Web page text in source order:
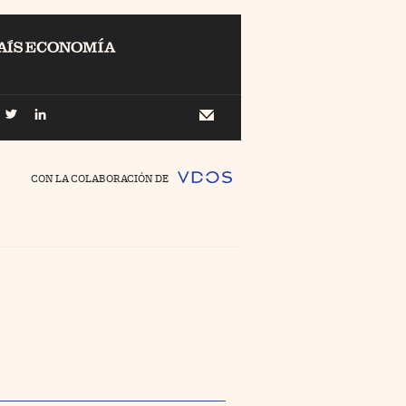
Pyme //foo
CON LA COLABORACIÓN DE